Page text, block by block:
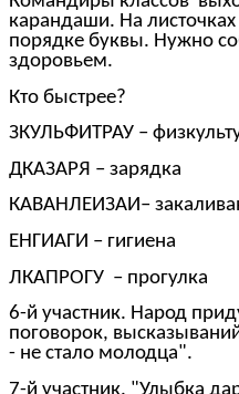
карандаши. На
порядке буквы. Нужно
здоровьем.
Кто быстрее?
ЗКУЛЬФИТРАУ –
ДКАЗАРЯ – зарядка
КАВАНЛЕИЗАИ–
ЕНГИАГИ – гигиена
ЛКАПРОГУ – прогулка
6-й участник. Народ
поговорок,
- не стало молодца".